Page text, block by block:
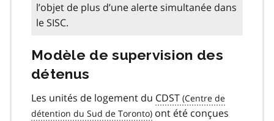
l’objet de plus d’une alerte simultanée dans
le SISC.
Modèle de supervision des
détenus
Les unités de logement du CDST
ont été conçues